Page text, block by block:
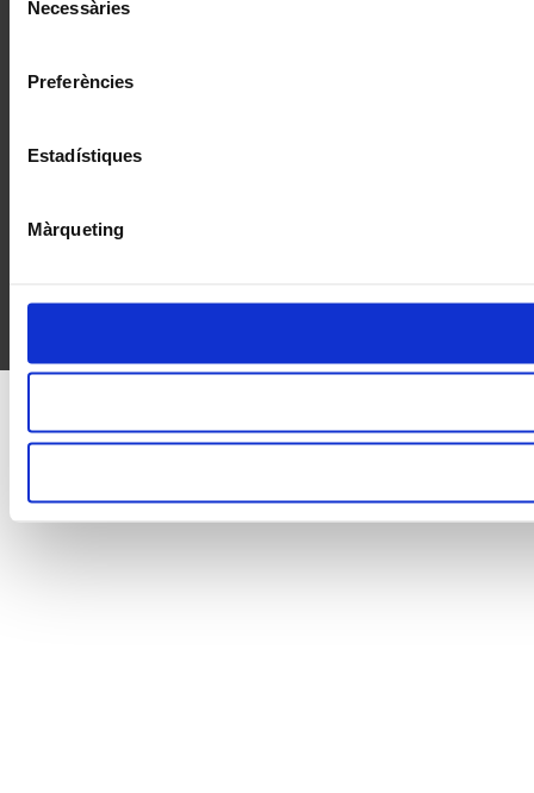
Necessàries
Preferències
Estadístiques
Màrqueting